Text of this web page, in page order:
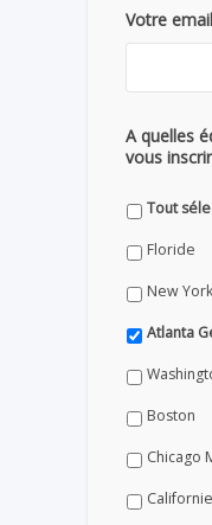
Votre email
A quelles
vous
Tout
Floride
New York
Atlanta
Boston
Chicago